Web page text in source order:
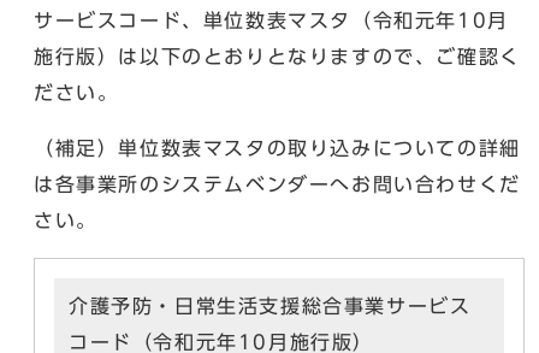
サービスコード、単位数表マスタ（令和元年10月
施行版）は以下のとおりとなりますので、ご確認く
ださい。
（補足）単位数表マスタの取り込みについての詳細
は各事業所のシステムベンダーへお問い合わせくだ
さい。
介護予防・日常生活支援総合事業サービス
コード（令和元年10月施行版）